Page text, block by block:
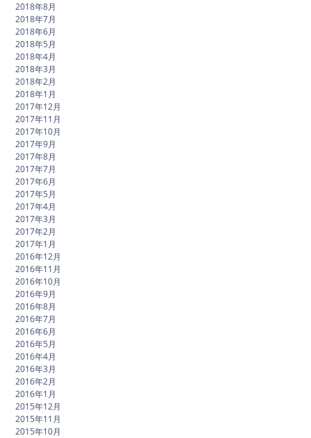
2018年8月
2018年7月
2018年6月
2018年5月
2018年4月
2018年3月
2018年2月
2018年1月
2017年12月
2017年11月
2017年10月
2017年9月
2017年8月
2017年7月
2017年6月
2017年5月
2017年4月
2017年3月
2017年2月
2017年1月
2016年12月
2016年11月
2016年10月
2016年9月
2016年8月
2016年7月
2016年6月
2016年5月
2016年4月
2016年3月
2016年2月
2016年1月
2015年12月
2015年11月
2015年10月